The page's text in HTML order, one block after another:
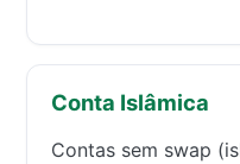
Conta Islâmica
Contas sem swap